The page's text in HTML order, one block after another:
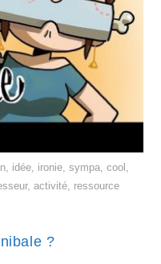
idée, ironie, sympa, cool,
activité, ressource
?